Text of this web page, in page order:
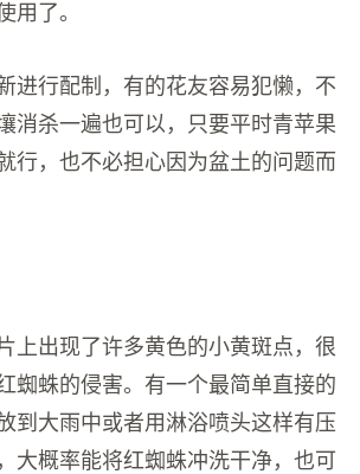
用了。
进行配制，有的花友容易犯懒，不
消杀一遍也可以，只要平时青苹果
行，也不必担心因为盆土的问题而
上出现了许多黄色的小黄斑点，很
蜘蛛的侵害。有一个最简单直接的
到大雨中或者用淋浴喷头这样有压
大概率能将红蜘蛛冲洗干净，也可